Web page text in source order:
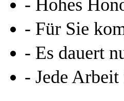
Allgemein
Home
Arbeiten
Katalog